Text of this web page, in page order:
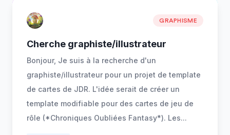
GRAPHISME
Cherche graphiste/illustrateur
Bonjour, Je suis à la recherche d'un
graphiste/illustrateur pour un projet de template
de cartes de JDR. L'idée serait de créer un
template modifiable pour des cartes de jeu de
rôle (*Chroniques Oubliées Fantasy*). Les...